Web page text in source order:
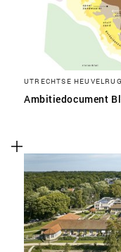
UTRECHTSE HEUVELRUG
Ambitiedocument